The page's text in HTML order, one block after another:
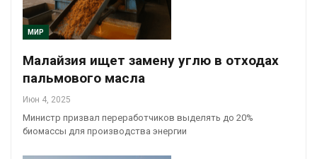
МИР
Малайзия ищет замену углю в отходах
пальмового масла
Июн 4, 2025
Министр призвал переработчиков выделять до 20%
биомассы для производства энергии